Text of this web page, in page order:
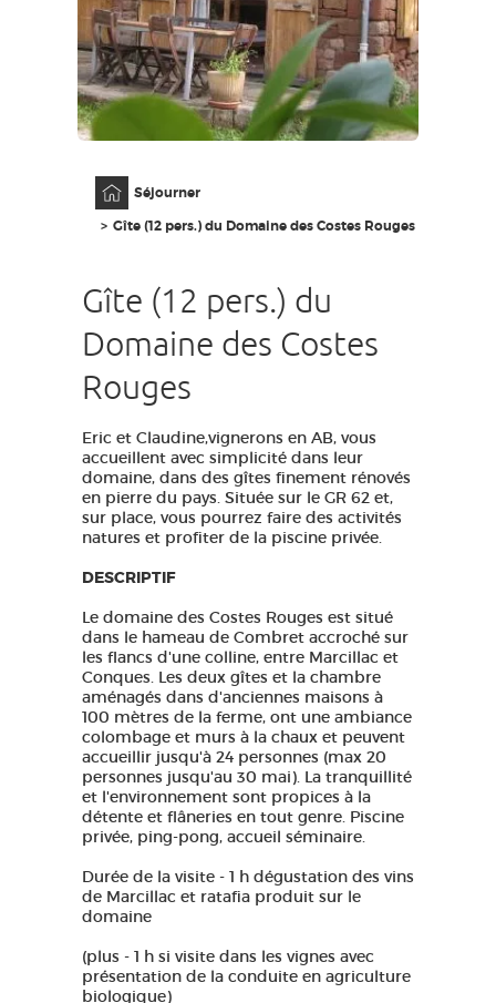
FR
Séjourner
Gîte (12 pers.) du Domaine des Costes Rouges
Gîte (12 pers.) du
Domaine des Costes
Rouges
Eric et Claudine,vignerons en AB, vous
accueillent avec simplicité dans leur
domaine, dans des gîtes finement rénovés
en pierre du pays. Située sur le GR 62 et,
sur place, vous pourrez faire des activités
natures et profiter de la piscine privée.
DESCRIPTIF
Le domaine des Costes Rouges est situé
dans le hameau de Combret accroché sur
les flancs d'une colline, entre Marcillac et
Conques. Les deux gîtes et la chambre
aménagés dans d'anciennes maisons à
100 mètres de la ferme, ont une ambiance
colombage et murs à la chaux et peuvent
accueillir jusqu'à 24 personnes (max 20
personnes jusqu'au 30 mai). La tranquillité
et l'environnement sont propices à la
détente et flâneries en tout genre. Piscine
privée, ping-pong, accueil séminaire.
Durée de la visite - 1 h dégustation des vins
de Marcillac et ratafia produit sur le
domaine
(plus - 1 h si visite dans les vignes avec
présentation de la conduite en agriculture
biologique)